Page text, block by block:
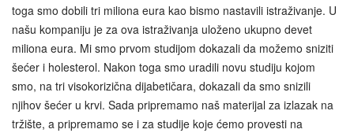
toga smo dobili tri miliona eura kao bismo nastavili istraživanje. U
našu kompaniju je za ova istraživanja uloženo ukupno devet
miliona eura. Mi smo prvom studijom dokazali da možemo sniziti
šećer i holesterol. Nakon toga smo uradili novu studiju kojom
smo, na tri visokorizična dijabetičara, dokazali da smo snizili
njihov šećer u krvi. Sada pripremamo naš materijal za izlazak na
tržište, a pripremamo se i za studije koje ćemo provesti na